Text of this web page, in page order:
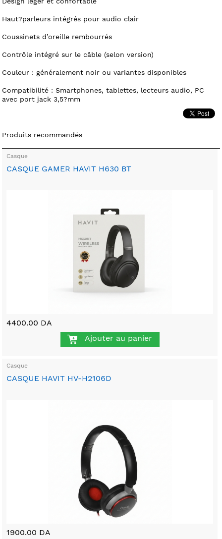
Haut?parleurs intégrés pour audio clair
Coussinets d’oreille rembourrés
Contrôle intégré sur le câble (selon version)
Couleur : généralement noir ou variantes disponibles
Compatibilité : Smartphones, tablettes, lecteurs audio, PC
avec port jack 3,5?mm
Produits recommandés
Casque
CASQUE GAMER HAVIT H630 BT
4400.00 DA
Ajouter au panier
Casque
CASQUE HAVIT HV-H2106D
1900.00 DA